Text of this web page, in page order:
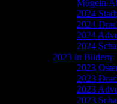
Mügeln/
2024
2024
2024
2024
2023 in Bildern
2023
2023
2023
2023